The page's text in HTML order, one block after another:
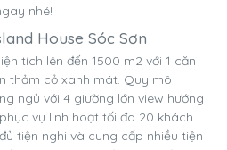
nhé!
House Sóc Sơn
tích lên đến 1500 m2 với 1 căn
thảm cỏ xanh mát. Quy mô
ngủ với 4 giường lớn view hướng
vụ linh hoạt tối đa 20 khách.
tiện nghi và cung cấp nhiều tiện